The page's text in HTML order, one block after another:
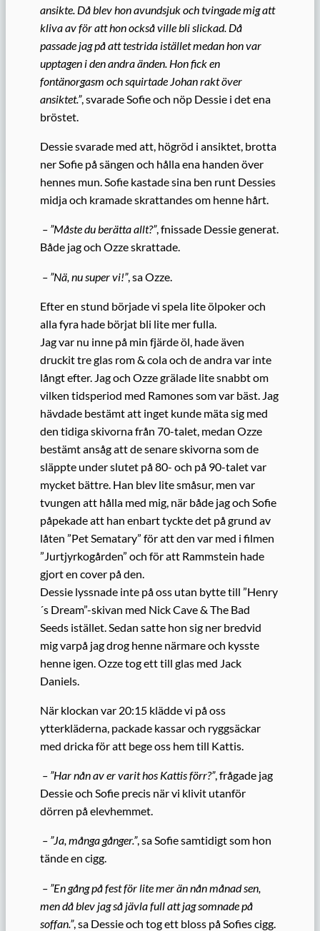
ansikte. Då blev hon avundsjuk och tvingade mig att
kliva av för att hon också ville bli slickad. Då
passade jag på att testrida istället medan hon var
upptagen i den andra änden. Hon fick en
fontänorgasm och squirtade Johan rakt över
ansiktet.”, svarade Sofie och nöp Dessie i det ena
bröstet.
Dessie svarade med att, högröd i ansiktet, brotta
ner Sofie på sängen och hålla ena handen över
hennes mun. Sofie kastade sina ben runt Dessies
midja och kramade skrattandes om henne hårt.
– ”Måste du berätta allt?”, fnissade Dessie generat.
Både jag och Ozze skrattade.
– ”Nä, nu super vi!”, sa Ozze.
Efter en stund började vi spela lite ölpoker och
alla fyra hade börjat bli lite mer fulla.
Jag var nu inne på min fjärde öl, hade även
druckit tre glas rom & cola och de andra var inte
långt efter. Jag och Ozze grälade lite snabbt om
vilken tidsperiod med Ramones som var bäst. Jag
hävdade bestämt att inget kunde mäta sig med
den tidiga skivorna från 70-talet, medan Ozze
bestämt ansåg att de senare skivorna som de
släppte under slutet på 80- och på 90-talet var
mycket bättre. Han blev lite småsur, men var
tvungen att hålla med mig, när både jag och Sofie
påpekade att han enbart tyckte det på grund av
låten ”Pet Sematary” för att den var med i filmen
”Jurtjyrkogården” och för att Rammstein hade
gjort en cover på den.
Dessie lyssnade inte på oss utan bytte till ”Henry
´s Dream”-skivan med Nick Cave & The Bad
Seeds istället. Sedan satte hon sig ner bredvid
mig varpå jag drog henne närmare och kysste
henne igen. Ozze tog ett till glas med Jack
Daniels.
När klockan var 20:15 klädde vi på oss
ytterkläderna, packade kassar och ryggsäckar
med dricka för att bege oss hem till Kattis.
– ”Har nån av er varit hos Kattis förr?”, frågade jag
Dessie och Sofie precis när vi klivit utanför
dörren på elevhemmet.
– ”Ja, många gånger.”, sa Sofie samtidigt som hon
tände en cigg.
– ”En gång på fest för lite mer än nån månad sen,
men då blev jag så jävla full att jag somnade på
soffan.”, sa Dessie och tog ett bloss på Sofies cigg.